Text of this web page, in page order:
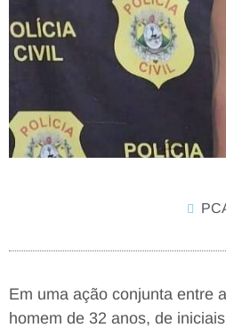
Em uma ação conjunta entre
homem de 32 anos, de